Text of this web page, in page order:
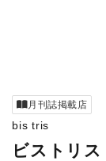
月刊誌掲載店
bis tris
ビストリス